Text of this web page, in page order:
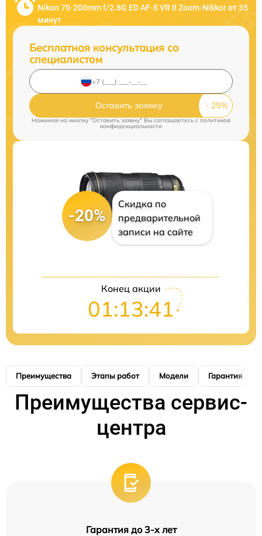
Nikon 70-200mm f/2.8G ED AF-S VR II Zoom-Nikkor от 35
минут
Бесплатная консультация со
специалистом
Оставить заявку
Нажимая на кнопку "Оставить заявку" Вы соглашаетесь cполитикой
конфиденциальности
-20%
Скидка по
предварительной
записи на сайте
Конец акции
01:13:40
Преимущества Этапы работ Модели Гарантия
Преимущества сервис-
центра
Гарантия до 3-х лет